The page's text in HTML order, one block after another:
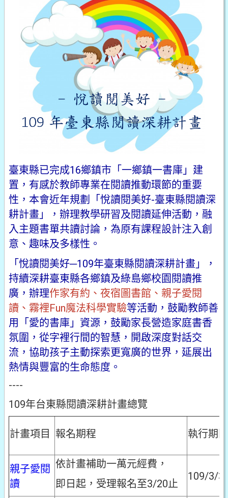
臺東縣已完成16鄉鎮市「一鄉鎮一書庫」建
置，有感於教師專業在閱讀推動環節的重要
性，本會近年規劃「悅讀閱美好-臺東縣閱讀深
耕計畫」，辦理教學研習及閱讀延伸活動，融
入主題書單共讀討論，為原有課程設計注入創
意、趣味及多樣性。
「悅讀閱美好─109年臺東縣閱讀深耕計畫」，
持續深耕臺東縣各鄉鎮及綠島鄉校園閱讀推
廣，辦理作家有約、夜宿圖書館、親子愛閱
讀、霧裡Fun魔法科學實驗等活動，鼓勵教師善
用「愛的書庫」資源，鼓勵家長營造家庭書香
氛圍，從字裡行間的智慧，開啟深度對話交
流，協助孩子主動探索更寬廣的世界，延展出
熱情與豐富的生命態度。
----
109年台東縣閱讀深耕計畫總覽
計畫項目 報名期程 執行期間
親子愛閱
讀
依計畫補助一萬元經費，
即日起，受理報名至3/20止
109/3/